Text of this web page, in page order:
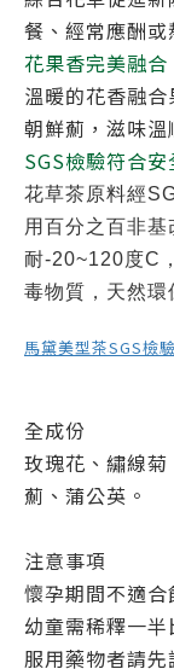
餐、經常應酬或
花果香完美融合
溫暖的花香融合
朝鮮薊，滋味溫
SGS檢驗符合安
花草茶原料經
用百分之百非
耐-20~120度C
毒物質，天然環
馬黛美型茶SGS檢
全成份
玫瑰花、繡線
薊、蒲公英。
注意事項
懷孕期間不適合
幼童需稀釋一半
服用藥物者請